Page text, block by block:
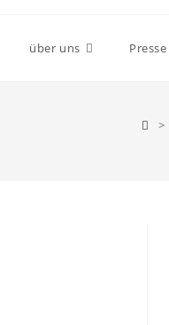
über uns Presse
>